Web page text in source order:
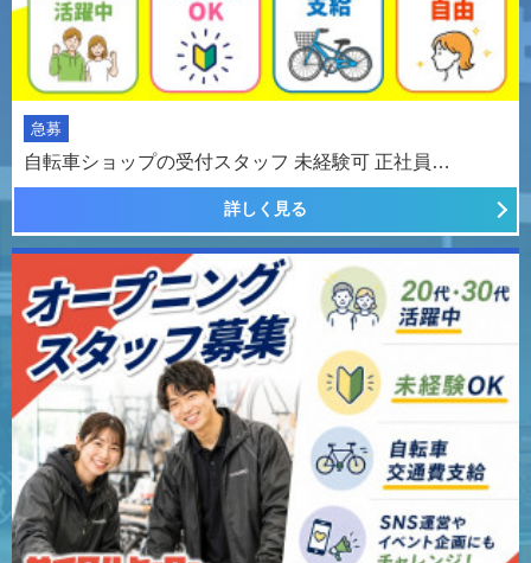
急募
自転車ショップの受付スタッフ 未経験可 正社員…
詳しく見る